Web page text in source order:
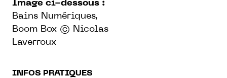
Image ci-dessous :
Bains Numériques,
Boom Box © Nicolas
Laverroux
INFOS PRATIQUES